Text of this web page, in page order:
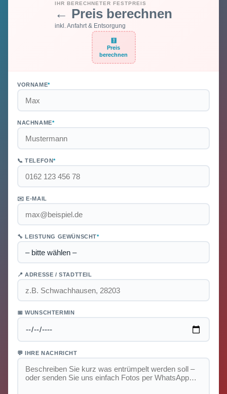
IHR BERECHNETER FESTPREIS
← Preis berechnen
inkl. Anfahrt & Entsorgung
🧮
Preis
berechnen
VORNAME*
NACHNAME*
📞 TELEFON*
✉️ E-MAIL
🔧 LEISTUNG GEWÜNSCHT*
📍 ADRESSE / STADTTEIL
📅 WUNSCHTERMIN
💬 IHRE NACHRICHT